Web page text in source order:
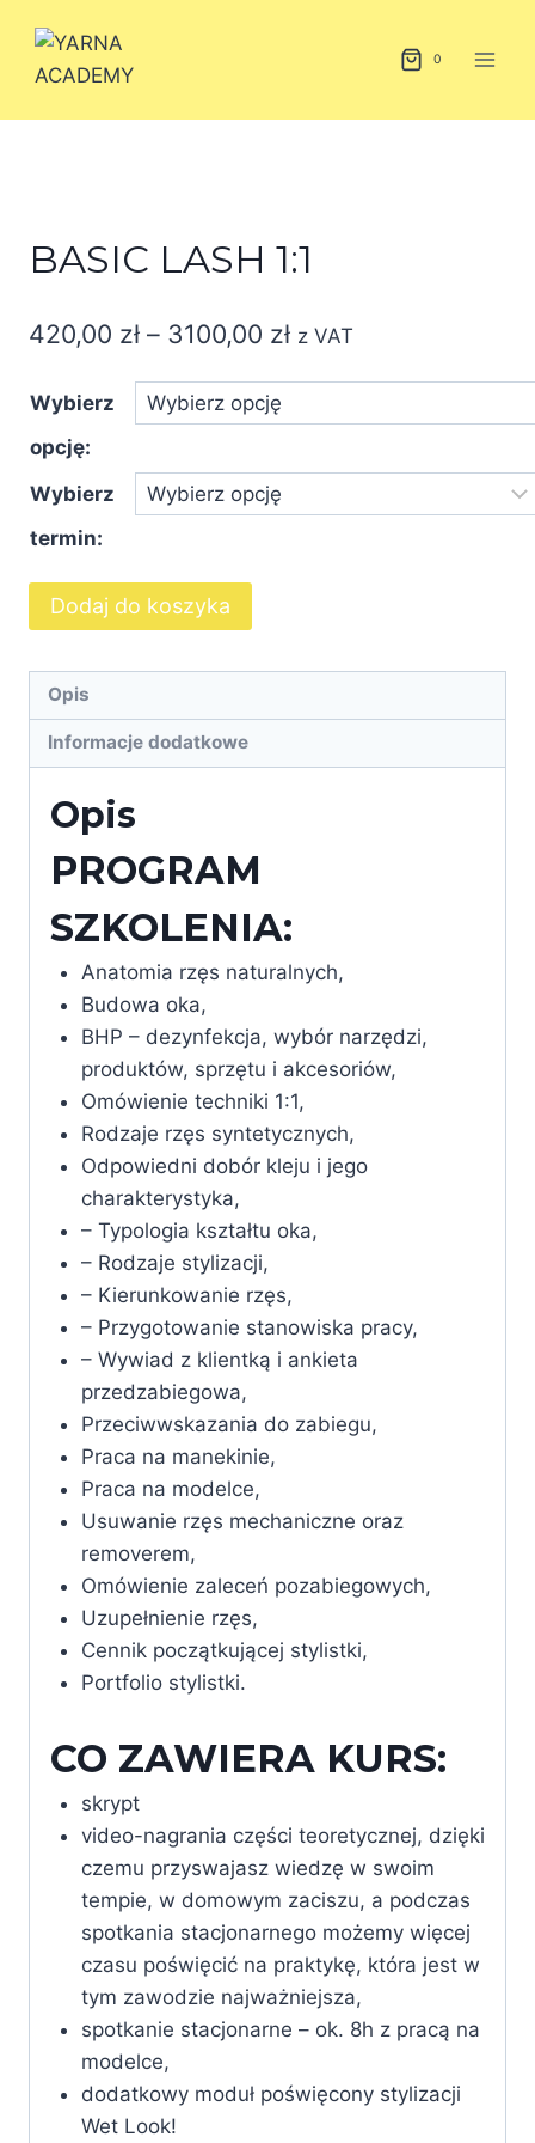
treści
0
BASIC LASH 1:1
420,00 zł – 3100,00 złZakres
cen:
z VAT
Wybierz
opcję:
Wybierz
termin:
ilość
BASIC
1:1
Dodaj do koszyka
Opis
Informacje dodatkowe
Opis
PROGRAM
SZKOLENIA:
Anatomia rzęs naturalnych,
Budowa oka,
BHP – dezynfekcja, wybór narzędzi,
produktów, sprzętu i akcesoriów,
Omówienie techniki 1:1,
Rodzaje rzęs syntetycznych,
Odpowiedni dobór kleju i jego
charakterystyka,
– Typologia kształtu oka,
– Rodzaje stylizacji,
– Kierunkowanie rzęs,
– Przygotowanie stanowiska pracy,
– Wywiad z klientką i ankieta
przedzabiegowa,
Przeciwwskazania do zabiegu,
Praca na manekinie,
Praca na modelce,
Usuwanie rzęs mechaniczne oraz
removerem,
Omówienie zaleceń pozabiegowych,
Uzupełnienie rzęs,
Cennik początkującej stylistki,
Portfolio stylistki.
CO ZAWIERA KURS:
skrypt
video-nagrania części teoretycznej, dzięki
czemu przyswajasz wiedzę w swoim
tempie, w domowym zaciszu, a podczas
spotkania stacjonarnego możemy więcej
czasu poświęcić na praktykę, która jest w
tym zawodzie najważniejsza,
spotkanie stacjonarne – ok. 8h z pracą na
modelce,
dodatkowy moduł poświęcony stylizacji
Wet Look!